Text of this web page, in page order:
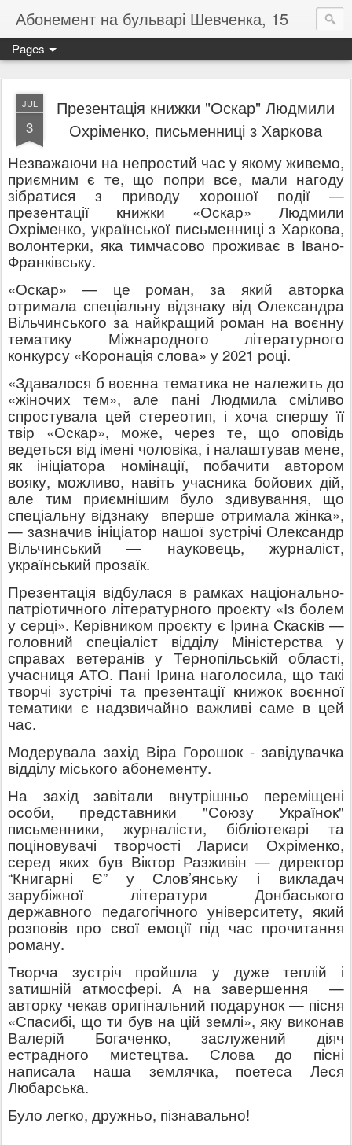
Абонемент на бульварі Шевченка, 15
Pages
JUL
3
Презентація книжки "Оскар" Людмили
Охріменко, письменниці з Харкова
Незважаючи на непростий час у якому живемо,
приємним є те, що попри все, мали нагоду
зібратися з приводу хорошої події —
презентації книжки «Оскар» Людмили
Охріменко, української письменниці з Харкова,
волонтерки, яка тимчасово проживає в Івано-
Франківську.
«Оскар» — це роман, за який авторка
отримала спеціальну відзнаку від Олександра
Вільчинського за найкращий роман на воєнну
тематику Міжнародного літературного
конкурсу «Коронація слова» у 2021 році.
«Здавалося б воєнна тематика не належить до
«жіночих тем», але пані Людмила сміливо
спростувала цей стереотип, і хоча спершу її
твір «Оскар», може, через те, що оповідь
ведеться від імені чоловіка, і налаштував мене,
як ініціатора номінації, побачити автором
вояку, можливо, навіть учасника бойових дій,
але тим приємнішим було здивування, що
спеціальну відзнаку
вперше отримала жінка»,
— зазначив ініціатор нашої зустрічі Олександр
Вільчинський — науковець, журналіст,
український прозаїк.
Презентація відбулася в рамках національно-
патріотичного літературного проєкту «Із болем
у серці». Керівником проєкту є Ірина Скасків —
головний спеціаліст відділу Міністерства у
справах ветеранів у Тернопільській області,
учасниця АТО. Пані Ірина наголосила, що такі
творчі зустрічі та презентації книжок воєнної
тематики є надзвичайно важливі саме в цей
час.
Модерувала захід Віра Горошок - завідувачка
відділу міського абонементу.
На захід завітали внутрішньо переміщені
особи, представники "Союзу Українок"
письменники, журналісти, бібліотекарі та
поціновувачі творчості Лариси Охріменко,
серед яких був Віктор Разживін — директор
“Книгарні Є” у Слов’янську і викладач
зарубіжної літератури Донбаського
державного педагогічного університету, який
розповів про свої емоції під час прочитання
роману.
Творча зустріч пройшла у дуже теплій і
затишній атмосфері. А на завершення
—
авторку чекав оригінальний подарунок — пісня
«Спасибі, що ти був на цій землі», яку виконав
Валерій Богаченко, заслужений діяч
естрадного мистецтва. Слова до пісні
написала наша землячка, поетеса Леся
Любарська.
Було легко, дружньо, пізнавально!